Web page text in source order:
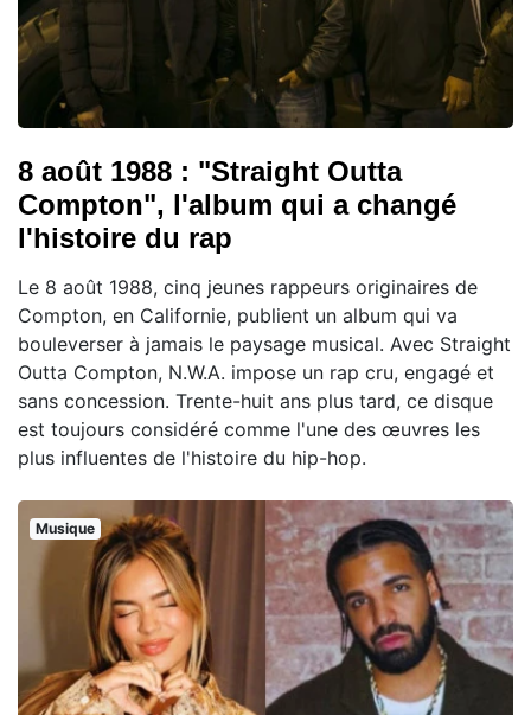
8 août 1988 : "Straight Outta
Compton", l'album qui a changé
l'histoire du rap
Le 8 août 1988, cinq jeunes rappeurs originaires de
Compton, en Californie, publient un album qui va
bouleverser à jamais le paysage musical. Avec Straight
Outta Compton, N.W.A. impose un rap cru, engagé et
sans concession. Trente-huit ans plus tard, ce disque
est toujours considéré comme l'une des œuvres les
plus influentes de l'histoire du hip-hop.
Musique